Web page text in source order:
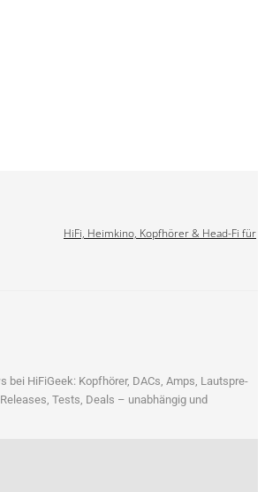
HiFi, Heimkino, Kopfhörer & Head-Fi für
bei HiFi­Ge­ek: Kopf­hö­rer, DACs, Amps, Laut­spre­
Tests, Deals – unab­hän­gig und